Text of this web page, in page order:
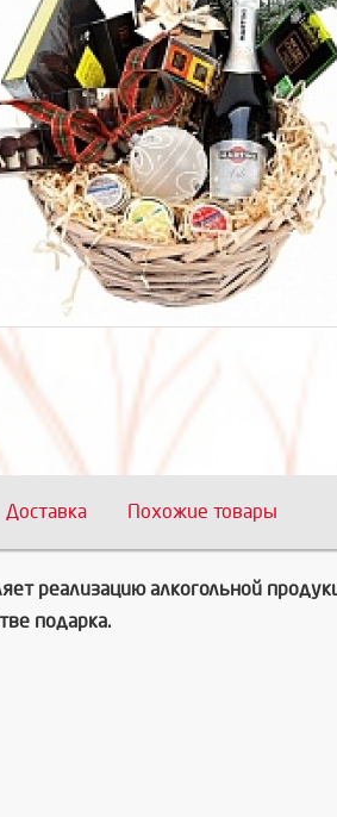
Доставка Похожие товары
реализацию алкогольной
подарка.